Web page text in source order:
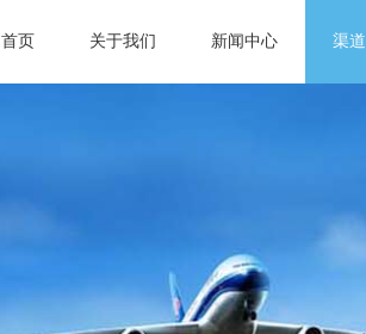
首页 关于我们 新闻中心 渠道